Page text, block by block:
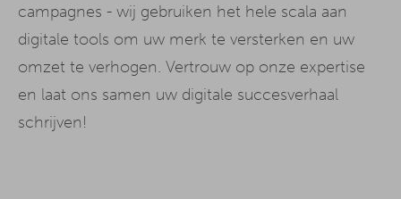
campagnes - wij gebruiken het hele scala aan
digitale tools om uw merk te versterken en uw
omzet te verhogen. Vertrouw op onze expertise
en laat ons samen uw digitale succesverhaal
schrijven!